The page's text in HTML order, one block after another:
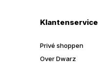
Klantenservice
Privé shoppen
Over Dwarz